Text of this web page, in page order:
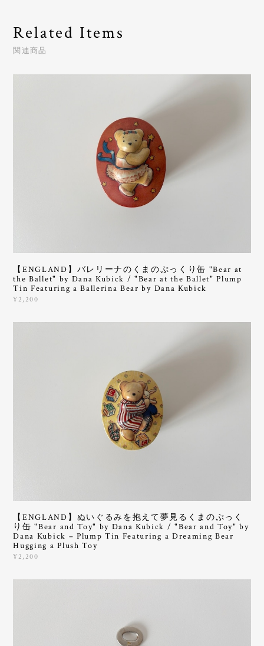
Related Items
関連商品
【ENGLAND】バレリーナのくまのぷっくり缶 "Bear at
the Ballet" by Dana Kubick / "Bear at the Ballet" Plump
Tin Featuring a Ballerina Bear by Dana Kubick
¥2,200
【ENGLAND】ぬいぐるみを抱えて夢見るくまのぷっく
り缶 "Bear and Toy" by Dana Kubick / "Bear and Toy" by
Dana Kubick – Plump Tin Featuring a Dreaming Bear
Hugging a Plush Toy
¥2,200